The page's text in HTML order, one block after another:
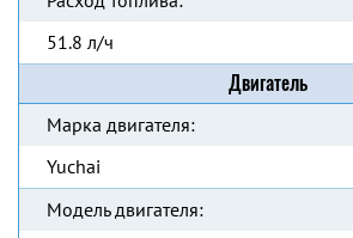
51.8 л/ч
Двигатель
Марка двигателя:
Yuchai
Модель двигателя: